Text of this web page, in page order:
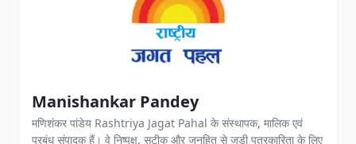
Manishankar Pandey
मणिशंकर पांडेय Rashtriya Jagat Pahal के संस्थापक, मालिक एवं
प्रबंध संपादक हैं। वे निष्पक्ष, सटीक और जनहित से जुड़ी पत्रकारिता के लिए